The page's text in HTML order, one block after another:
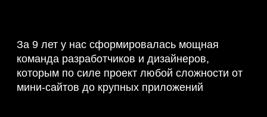
За 9 лет у нас сформировалась мощная
команда разработчиков и дизайнеров,
которым по силе проект любой сложности от
мини-сайтов до крупных приложений